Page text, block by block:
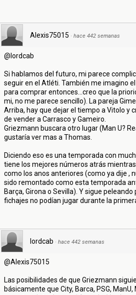
Alexis75015 · hace 442 semanas
@lordcab
Si hablamos del futuro, mi parece
seguir en el Atléti. También me imagino
para comprar entonces...creo que la
mi, no me parece sencillo). La pareja
Arriba, hay que dejar el tiempo a Vitolo y
de vender a Carrasco y Gameiro.
Griezmann buscara otro lugar (Man U?
gustaría ver mas a Thomas.
Diciendo eso es una temporada con
tiene los mejores números atrás
como los anos anteriores (como ya dije ,
sido remontado como esta temporada
Barça, Girona o Sevilla). Y sigue
fichajes no podían jugar durante la
lordcab · hace 442 semanas
@Alexis75015
Las posibilidades de que Griezmann
básicamente que City, Barca, PSG,